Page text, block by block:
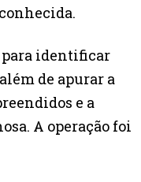
identificar
de apurar a
e a
A operação foi